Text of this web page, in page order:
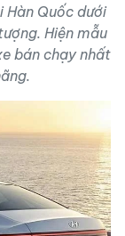
Quốc dưới
Hiện mẫu
bán chạy nhất